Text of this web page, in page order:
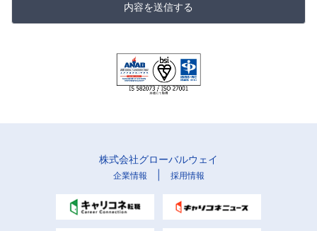
内容を送信する
株式会社グローバルウェイ
企業情報 採用情報